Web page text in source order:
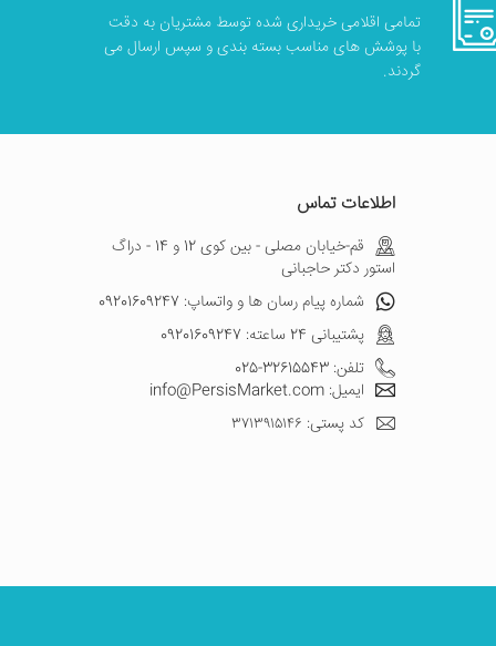
تمامی اقلامی خریداری شده توسط مشتریان به دقت
با پوشش های مناسب بسته بندی و سپس ارسال می
گردند.
اطلاعات تماس
قم-خیابان مصلی - بین کوی 12 و 14 - دراگ
استور دکتر حاجبانی
شماره پیام رسان ها و واتساپ: 09201609247
پشتیبانی 24 ساعته: 09201609247
تلفن: 32615543-025
ایمیل: info@PersisMarket.com
کد پستی: ۳۷۱۳۹۱۵۱۴۶